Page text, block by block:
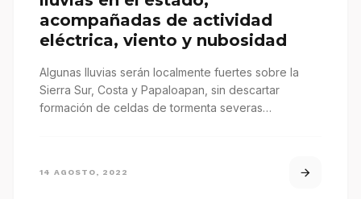
acompañadas de actividad
eléctrica, viento y nubosidad
Algunas lluvias serán localmente fuertes sobre la
Sierra Sur, Costa y Papaloapan, sin descartar
formación de celdas de tormenta severas…
14 AGOSTO, 2022